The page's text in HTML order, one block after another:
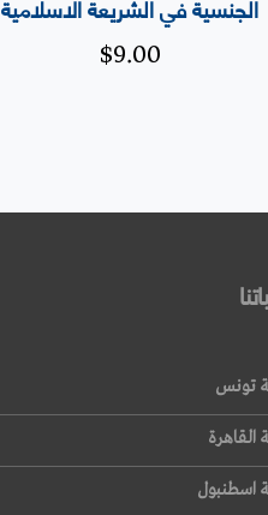
$9.00
تونس
القاهرة
اسطنبول